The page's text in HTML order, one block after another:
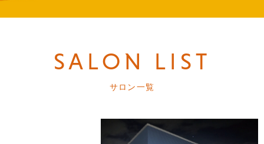
SALON LIST
サロン一覧